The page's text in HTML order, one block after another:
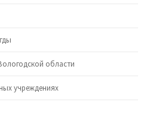
области
учреждениях